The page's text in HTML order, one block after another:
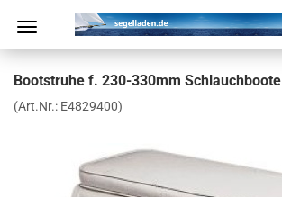
Boot­stru­he f. 230-​330mm Schlauch­boo­te
(Art.Nr.: E4829400)